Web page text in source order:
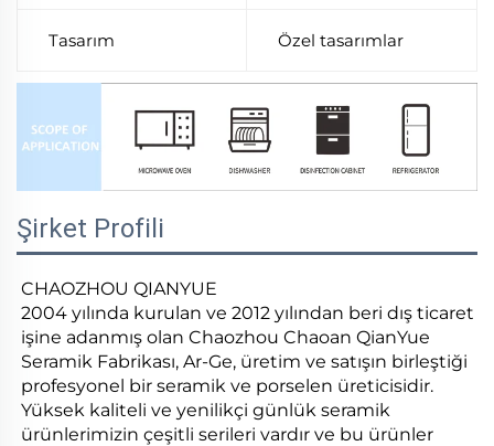
Tasarım Özel tasarımlar
Şirket Profili
CHAOZHOU QIANYUE
2004 yılında kurulan ve 2012 yılından beri dış ticaret
işine adanmış olan Chaozhou Chaoan QianYue
Seramik Fabrikası, Ar-Ge, üretim ve satışın birleştiği
profesyonel bir seramik ve porselen üreticisidir.
Yüksek kaliteli ve yenilikçi günlük seramik
ürünlerimizin çeşitli serileri vardır ve bu ürünler